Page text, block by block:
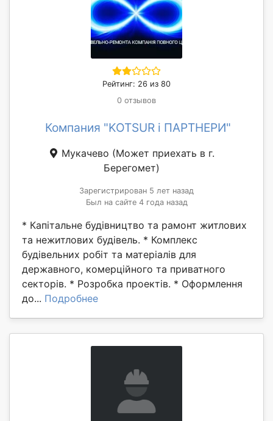
Рейтинг: 26 из 80
0 отзывов
Компания "KOTSUR і ПАРТНЕРИ"
Мукачево (Может приехать в г.
Берегомет)
Зарегистрирован 5 лет назад
Был на сайте 4 года назад
* Капітальне будівництво та рамонт житлових
та нежитлових будівель. * Комплекс
будівельних робіт та матеріалів для
державного, комерційного та приватного
секторів. * Розробка проектів. * Оформлення
до... Подробнее